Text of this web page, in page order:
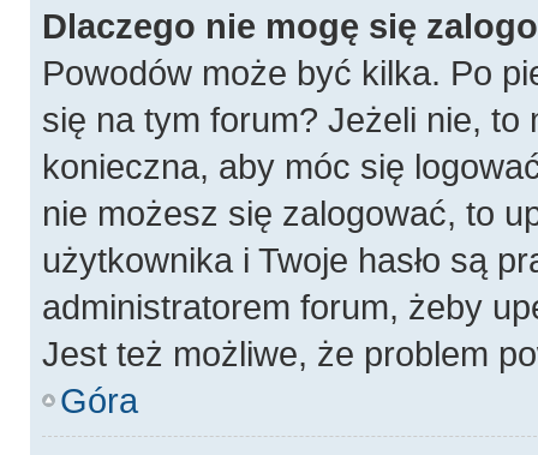
Dlaczego nie mogę się
Powodów może być kilka. Po
się na tym forum? Jeżeli nie,
konieczna, aby móc się
nie możesz się zalogować, to
użytkownika i Twoje hasło są
administratorem forum, żeby
Jest też możliwe, że problem
Góra